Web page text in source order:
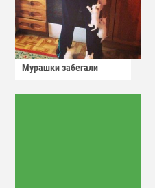
Мурашки забегали